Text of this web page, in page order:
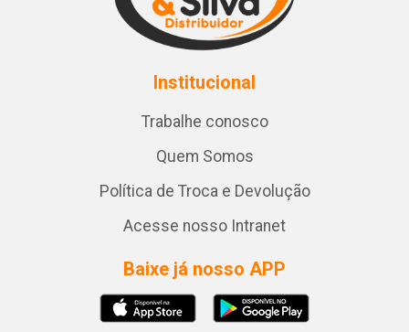
Institucional
Trabalhe conosco
Quem Somos
Política de Troca e Devolução
Acesse nosso Intranet
Baixe já nosso APP